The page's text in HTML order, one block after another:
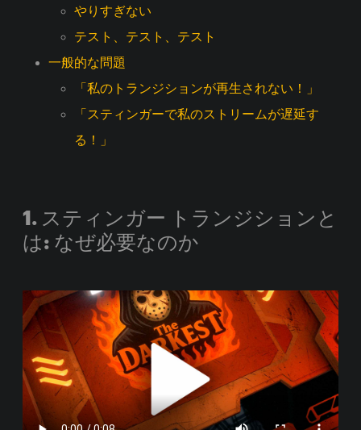
やりすぎない
テスト、テスト、テスト
一般的な問題
「私のトランジションが再生されない！」
「スティンガーで私のストリームが遅延す
る！」
1. スティンガー トランジションと
は: なぜ必要なのか